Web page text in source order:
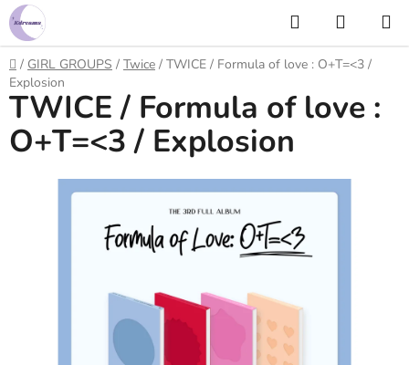
Prejsť
na
obsah
Hľadať
KOŠÍK
Domov
/ GIRL GROUPS / Twice / TWICE / Formula of love : O+T=<3 /
Explosion
TWICE / Formula of love :
O+T=<3 / Explosion